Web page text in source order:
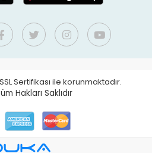
Sertifikası ile korunmaktadır.
Hakları Saklıdır